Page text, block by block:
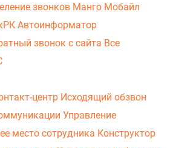
звонков Манго Мобайл
Автоинформатор
звонок с сайта Все
центр Исходящий обзвон
Управление
место сотрудника Конструктор